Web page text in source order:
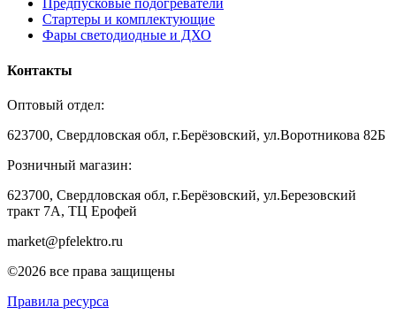
Предпусковые подогреватели
Стартеры и комплектующие
Фары светодиодные и ДХО
Контакты
Оптовый отдел:
623700, Свердловская обл, г.Берёзовский, ул.Воротникова 82Б
Розничный магазин:
623700, Свердловская обл, г.Берёзовский, ул.Березовский
тракт 7А, ТЦ Ерофей
market@pfelektro.ru
©2026 все права защищены
Правила ресурса